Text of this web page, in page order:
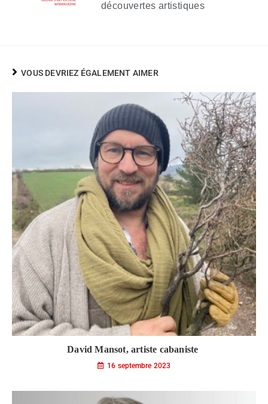
découvertes artistiques
VOUS DEVRIEZ ÉGALEMENT AIMER
David Mansot, artiste cabaniste
16 septembre 2023